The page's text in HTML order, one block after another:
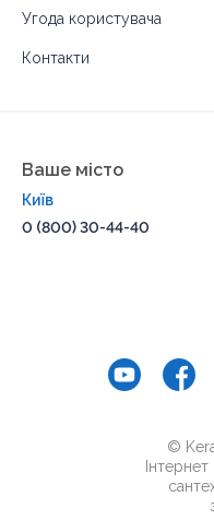
Угода користувача
Контакти
Ваше місто
Київ
0 (800) 30-44-40
©